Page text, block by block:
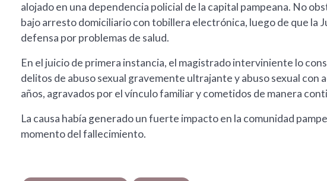
alojado en una dependencia policial de la capital pampeana. No
bajo arresto domiciliario con tobillera electrónica, luego de que la
defensa por problemas de salud.
En el juicio de primera instancia, el magistrado interviniente lo
delitos de abuso sexual gravemente ultrajante y abuso sexual con
años, agravados por el vínculo familiar y cometidos de manera
La causa había generado un fuerte impacto en la comunidad
momento del fallecimiento.